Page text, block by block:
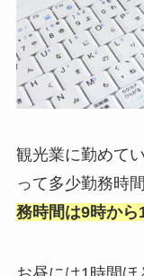
観光業に勤めて
って多少勤務時
務時間は9時から